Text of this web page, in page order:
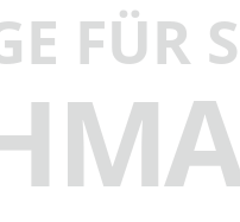
FÜR